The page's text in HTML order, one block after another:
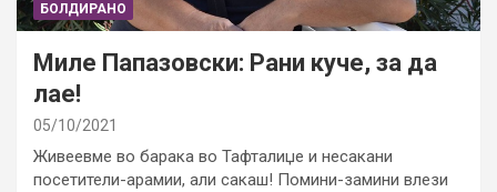
БОЛДИРАНО
Миле Папазовски: Рани куче, за да
лае!
05/10/2021
Живеевме во барака во Тафталиџе и несакани
посетители-арамии, али сакаш! Помини-замини влези